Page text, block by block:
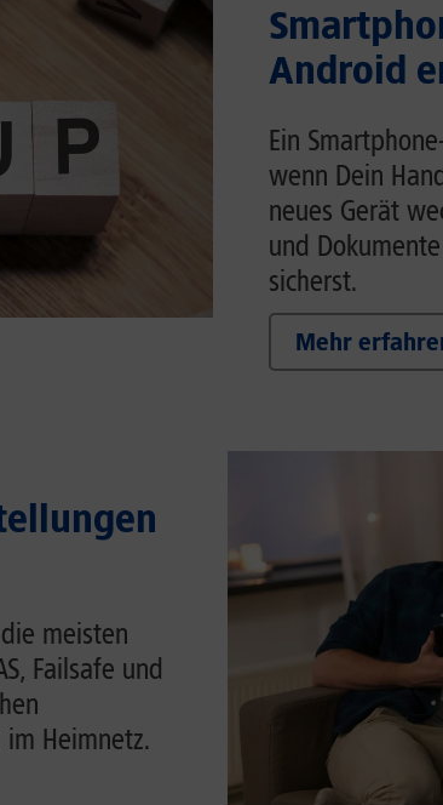
Android
Ein
wenn Dein
neues Gerät
und
sicherst.
Mehr
meisten
Failsafe und
Heimnetz.